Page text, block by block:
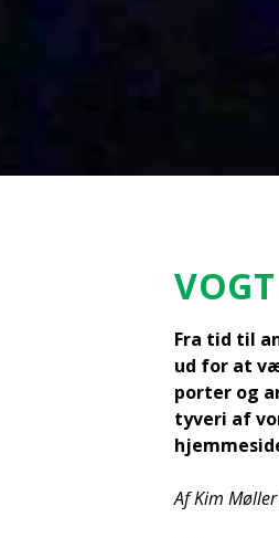
Fra tid til
ud for at
por­ter og
tyve­ri af
Af Kim